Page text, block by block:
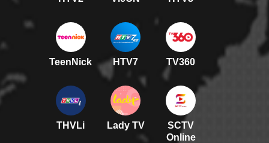
TeenNick HTV7 TV360
THVLi Lady TV
SCTV
Online